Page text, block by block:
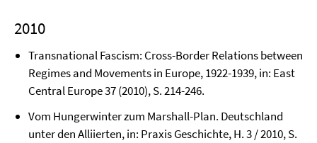
2010
Transnational Fascism: Cross-Border Relations between
Regimes and Movements in Europe, 1922-1939, in: East
Central Europe 37 (2010), S. 214-246.
Vom Hungerwinter zum Marshall-Plan. Deutschland
unter den Alliierten, in: Praxis Ge­schichte, H. 3 / 2010, S.